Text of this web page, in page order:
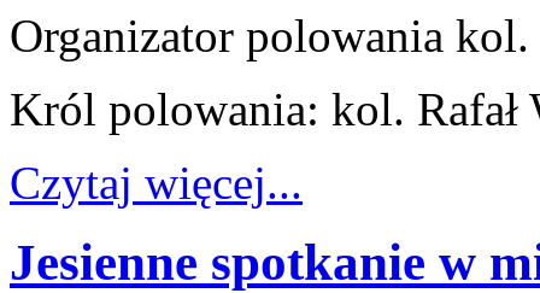
Organizator polowania
Król polowania: kol.
Czytaj więcej...
Jesienne spotkanie w